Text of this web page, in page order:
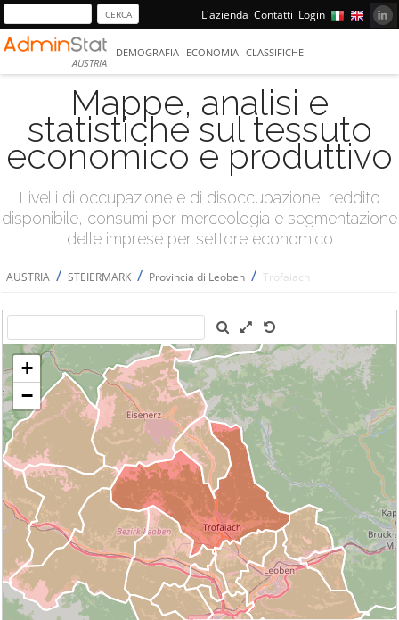
L'azienda Contatti Login
AUSTRIA
DEMOGRAFIA ECONOMIA CLASSIFICHE
Mappe, analisi e
statistiche sul tessuto
economico e produttivo
Livelli di occupazione e di disoccupazione, reddito
disponibile, consumi per merceologia e segmentazione
delle imprese per settore economico
AUSTRIA / STEIERMARK / Provincia di Leoben / Trofaiach